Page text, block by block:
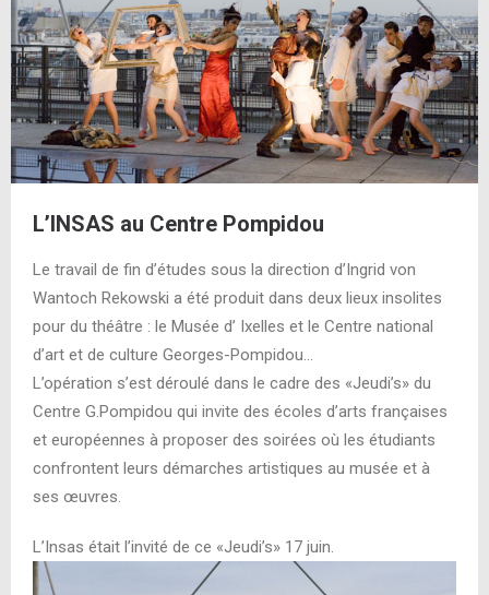
L’INSAS au Centre Pompidou
Le travail de fin d’études sous la direction d’Ingrid von
Wantoch Rekowski a été produit dans deux lieux insolites
pour du théâtre : le Musée d’ Ixelles et le Centre national
d’art et de culture Georges-Pompidou…
L’opération s’est déroulé dans le cadre des «Jeudi’s» du
Centre G.Pompidou qui invite des écoles d’arts françaises
et européennes à proposer des soirées où les étudiants
confrontent leurs démarches artistiques au musée et à
ses œuvres.
L’Insas était l’invité de ce «Jeudi’s» 17 juin.